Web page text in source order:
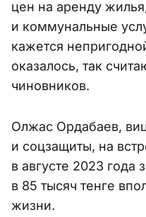
цен на аренду
и коммунальные
кажется
оказалось, так
чиновников.
Олжас Ордабаев,
и соцзащиты, на
в августе 2023 года
в 85 тысяч тенге
жизни.